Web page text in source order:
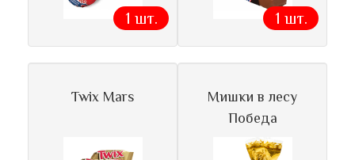
1 шт. 1 шт.
Twix Mars
Мишки в лесу
Победа